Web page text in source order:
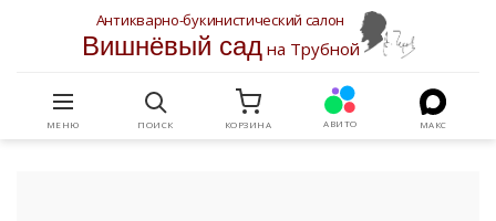
Антикварно-букинистический салон
Вишнёвый садна Трубной
МЕНЮ ПОИСК КОРЗИНА АВИТО МАКС